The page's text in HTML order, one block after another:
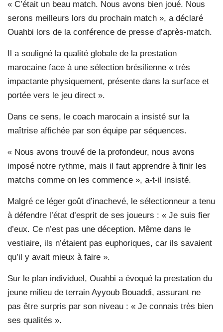
« C’était un beau match. Nous avons bien joué. Nous
serons meilleurs lors du prochain match », a déclaré
Ouahbi lors de la conférence de presse d’après-match.
Il a souligné la qualité globale de la prestation
marocaine face à une sélection brésilienne « très
impactante physiquement, présente dans la surface et
portée vers le jeu direct ».
Dans ce sens, le coach marocain a insisté sur la
maîtrise affichée par son équipe par séquences.
« Nous avons trouvé de la profondeur, nous avons
imposé notre rythme, mais il faut apprendre à finir les
matchs comme on les commence », a-t-il insisté.
Malgré ce léger goût d’inachevé, le sélectionneur a tenu
à défendre l’état d’esprit de ses joueurs : « Je suis fier
d’eux. Ce n’est pas une déception. Même dans le
vestiaire, ils n’étaient pas euphoriques, car ils savaient
qu’il y avait mieux à faire ».
Sur le plan individuel, Ouahbi a évoqué la prestation du
jeune milieu de terrain Ayyoub Bouaddi, assurant ne
pas être surpris par son niveau : « Je connais très bien
ses qualités ».